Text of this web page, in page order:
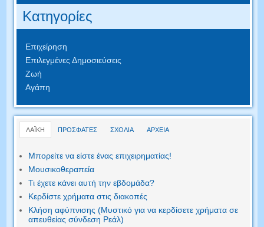
Κατηγορίες
Επιχείρηση
Επιλεγμένες Δημοσιεύσεις
Ζωή
Αγάπη
ΛΑΪΚΗ ΠΡΟΣΦΑΤΕΣ ΣΧΟΛΙΑ ΑΡΧΕΙΑ
Μπορείτε να είστε ένας επιχειρηματίας!
Μουσικοθεραπεία
Τι έχετε κάνει αυτή την εβδομάδα?
Κερδίστε χρήματα στις διακοπές
Κλήση αφύπνισης (Μυστικό για να κερδίσετε χρήματα σε
απευθείας σύνδεση Ρεάλ)